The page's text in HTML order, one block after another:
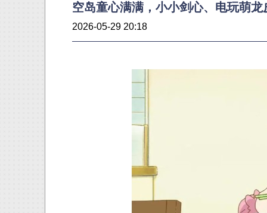
空岛童心满满，小小剑心、电玩萌龙
2026-05-29 20:18